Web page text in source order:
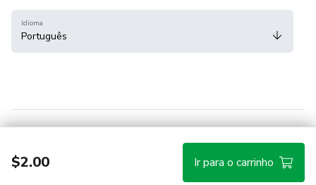
$2.00 Ir para o carrinho
Idioma
Português
Hotmart — 2011-2026 © Todos os direitos reservados.